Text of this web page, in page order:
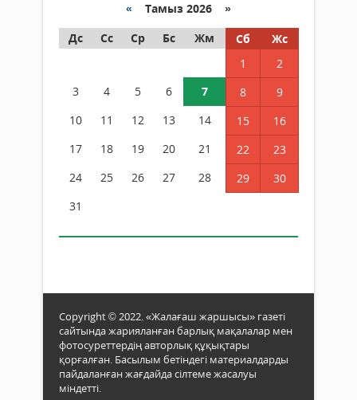
« Тамыз 2026 »
Дс
Сс Ср Бс Жм Сб
Жс
1
2
3
4 5 6 7 8
9
10
11 12 13 14 15
16
17
18 19 20 21 22
23
24
25 26 27 28 29
30
31
Copyright © 2022. «Жалағаш жаршысы» газеті
сайтында жарияланған барлық мақалалар мен
фотосуреттердің авторлық құқықтары
қорғалған. Басылым бетіндегі материалдарды
пайдаланған жағдайда сілтеме жасалуы
міндетті.